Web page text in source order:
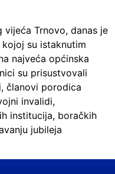
vijeća Trnovo, danas je
su istaknutim
najveća općinska
su prisustvovali
članovi porodica
invalidi,
institucija, boračkih
jubileja